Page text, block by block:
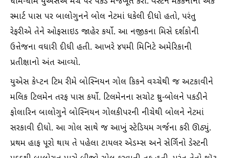
સ્માર્ટ પાસ પર બાલોગુનને બોલ નેટમાં ધકેલી દીધો હતો, પરંતુ
રેફરીએ તેને ઓફસાઇડ જાહેર કર્યો. આ નજીકના મિસે દર્શકોની
ઉત્તેજના વધારી દીધી હતી. આખરે ૪૫મી મિનિટે અમેરિકાની
પ્રતીક્ષાનો અંત આવ્યો.
યુએસ કેપ્ટન ટિમ રીમે બોસ્નિયન ગોલ કિકને વચ્ચેથી જ અટકાવીને
મલિક ટિલમેન તરફ પાસ કર્યો. ટિલમેનના સચોટ થ્રુ-બોલને પકડીને
ફોલારિન બાલોગુને બોસ્નિયન ગોલકીપરની નીચેથી બોલને નેટમાં
સરકાવી દીધો. આ ગોલ સાથે જ આખું સ્ટેડિયમ ગર્જના કરી ઊઠ્યું.
પ્રથમ હાફ પૂરો થાય તે પહેલા ટાયલર એડમ્સ અને સેર્ગિનો ડેસ્ટની